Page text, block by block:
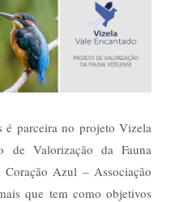
é parceira no projeto Vizela
de Valorização da Fauna
Azul – Associação
que tem como objetivos